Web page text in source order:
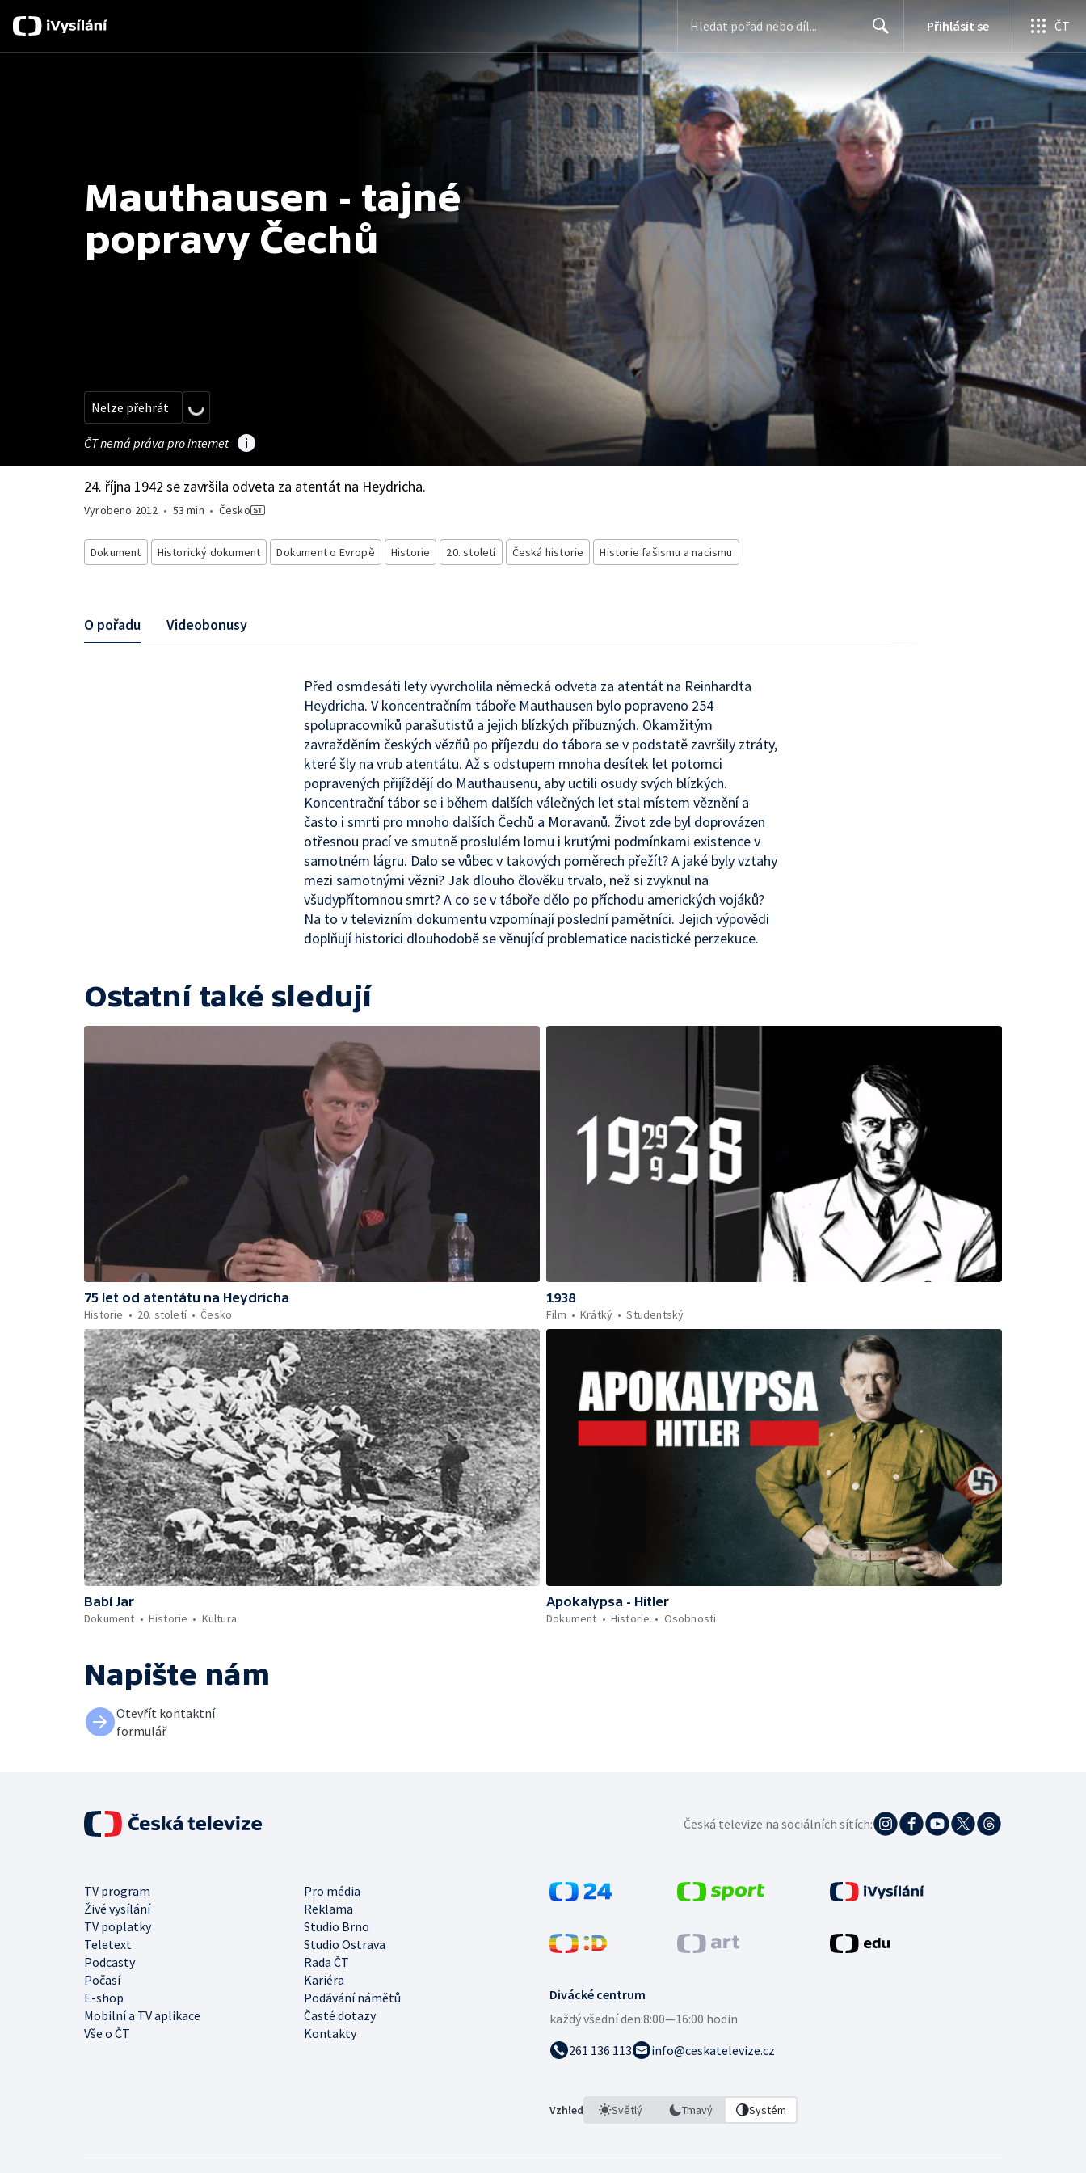
Přihlásit se ČT
Mauthausen - tajné
popravy Čechů
Nelze přehrát
ČT nemá práva pro internet
24. října 1942 se završila odveta za atentát na Heydricha.
Vyrobeno 2012 • 53 min • Česko
Dokument Historický dokument Dokument o Evropě Historie 20. století Česká historie Historie fašismu a nacismu
O pořadu Videobonusy
Před osmdesáti lety vyvrcholila německá odveta za atentát na Reinhardta
Heydricha. V koncentračním táboře Mauthausen bylo popraveno 254
spolupracovníků parašutistů a jejich blízkých příbuzných. Okamžitým
zavražděním českých vězňů po příjezdu do tábora se v podstatě završily ztráty,
které šly na vrub atentátu. Až s odstupem mnoha desítek let potomci
popravených přijíždějí do Mauthausenu, aby uctili osudy svých blízkých.
Koncentrační tábor se i během dalších válečných let stal místem věznění a
často i smrti pro mnoho dalších Čechů a Moravanů. Život zde byl doprovázen
otřesnou prací ve smutně proslulém lomu i krutými podmínkami existence v
samotném lágru. Dalo se vůbec v takových poměrech přežít? A jaké byly vztahy
mezi samotnými vězni? Jak dlouho člověku trvalo, než si zvyknul na
všudypřítomnou smrt? A co se v táboře dělo po příchodu amerických vojáků?
Na to v televizním dokumentu vzpomínají poslední pamětníci. Jejich výpovědi
doplňují historici dlouhodobě se věnující problematice nacistické perzekuce.
Ostatní také sledují
75 let od atentátu na Heydricha
Historie
20. století Česko
1938
Film
Krátký Studentský
Babí Jar
Dokument
Historie Kultura
Apokalypsa - Hitler
Dokument
Historie Osobnosti
Napište nám
Otevřít kontaktní
formulář
Divácké centrum
každý všední den:8:00—16:00 hodin
261 136 113
info@ceskatelevize.cz
Vzhled Světlý Tmavý Systém
TV program
Pro média
Živé vysílání
Reklama
TV poplatky
Studio Brno
Teletext
Studio Ostrava
Podcasty
Rada ČT
Počasí
Kariéra
E-shop
Podávání námětů
Mobilní a TV aplikace
Časté dotazy
Vše o ČT
Kontakty
Česká televize na sociálních sítích: